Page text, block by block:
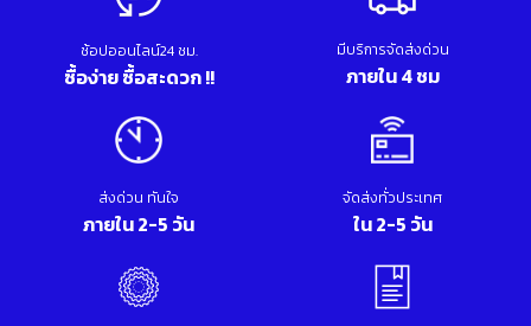
ช้อปออนไลน์24 ชม.
ซื้อง่าย ซื้อสะดวก !!
มีบริการจัดส่งด่วน
ภายใน 4 ชม
ส่งด่วน ทันใจ
ภายใน 2-5 วัน
จัดส่งทั่วประเทศ
ใน 2-5 วัน